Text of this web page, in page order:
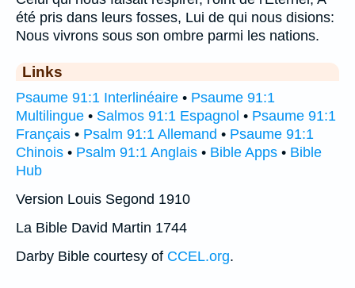
été pris dans leurs fosses, Lui de qui nous disions:
Nous vivrons sous son ombre parmi les nations.
Links
Psaume 91:1 Interlinéaire • Psaume 91:1
Multilingue • Salmos 91:1 Espagnol • Psaume 91:1
Français • Psalm 91:1 Allemand • Psaume 91:1
Chinois • Psalm 91:1 Anglais • Bible Apps • Bible
Hub
Version Louis Segond 1910
La Bible David Martin 1744
Darby Bible courtesy of CCEL.org.